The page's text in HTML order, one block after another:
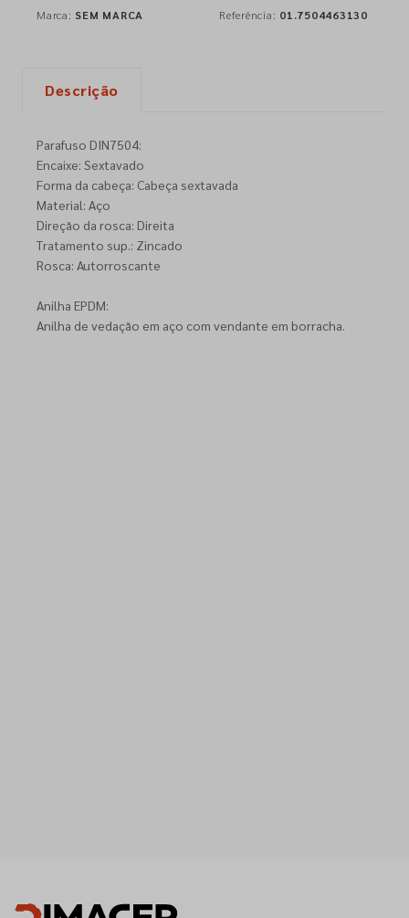
Marca: SEM MARCA Referência: 01.7504463130
Descrição
Parafuso DIN7504:
Encaixe: Sextavado
Forma da cabeça: Cabeça sextavada
Material: Aço
Direção da rosca: Direita
Tratamento sup.: Zincado
Rosca: Autorroscante
Anilha EPDM:
Anilha de vedação em aço com vendante em borracha.